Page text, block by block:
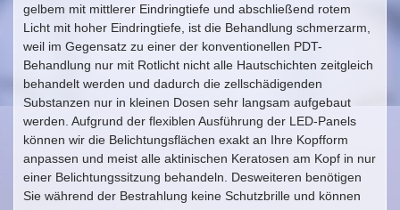
gelbem mit mittlerer Eindringtiefe und abschließend rotem
Licht mit hoher Eindringtiefe, ist die Behandlung schmerzarm,
weil im Gegensatz zu einer der konventionellen PDT-
Behandlung nur mit Rotlicht nicht alle Hautschichten zeitgleich
behandelt werden und dadurch die zellschädigenden
Substanzen nur in kleinen Dosen sehr langsam aufgebaut
werden. Aufgrund der flexiblen Ausführung der LED-Panels
können wir die Belichtungsflächen exakt an Ihre Kopfform
anpassen und meist alle aktinischen Keratosen am Kopf in nur
einer Belichtungssitzung behandeln. Desweiteren benötigen
Sie während der Bestrahlung keine Schutzbrille und können